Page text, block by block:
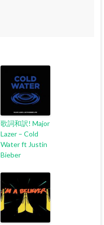
歌詞和訳! Major
Lazer – Cold
Water ft Justin
Bieber